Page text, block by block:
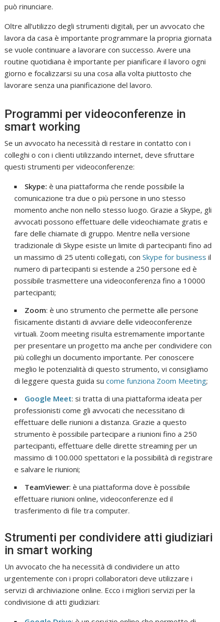
può rinunciare.
Oltre all’utilizzo degli strumenti digitali, per un avvocato che
lavora da casa è importante programmare la propria giornata
se vuole continuare a lavorare con successo. Avere una
routine quotidiana è importante per pianificare il lavoro ogni
giorno e focalizzarsi su una cosa alla volta piuttosto che
lavorare senza una pianificazione del lavoro.
Programmi per videoconferenze in
smart working
Se un avvocato ha necessità di restare in contatto con i
colleghi o con i clienti utilizzando internet, deve sfruttare
questi strumenti per videoconferenze:
Skype: è una piattaforma che rende possibile la
comunicazione tra due o più persone in uno stesso
momento anche non nello stesso luogo. Grazie a Skype, gli
avvocati possono effettuare delle videochiamate gratis e
fare delle chiamate di gruppo. Mentre nella versione
tradizionale di Skype esiste un limite di partecipanti fino ad
un massimo di 25 utenti collegati, conSkype for business il
numero di partecipanti si estende a 250 persone ed è
possibile trasmettere una videoconferenza fino a 10000
partecipanti;
Zoom: è uno strumento che permette alle persone
fisicamente distanti di avviare delle videoconferenze
virtuali. Zoom meeting risulta estremamente importante
per presentare un progetto ma anche per condividere con
più colleghi un documento importante. Per conoscere
meglio le potenzialità di questo strumento, vi consigliamo
di leggere questa guida sucome funziona Zoom Meeting;
Google Meet: si tratta di una piattaforma ideata per
professionisti come gli avvocati che necessitano di
effettuare delle riunioni a distanza. Grazie a questo
strumento è possibile partecipare a riunioni fino a 250
partecipanti, effettuare delle dirette streaming per un
massimo di 100.000 spettatori e la possibilità di registrare
e salvare le riunioni;
TeamViewer: è una piattaforma dove è possibile
effettuare riunioni online, videoconferenze ed il
trasferimento di file tra computer.
Strumenti per condividere atti giudiziari
in smart working
Un avvocato che ha necessità di condividere un atto
urgentemente con i propri collaboratori deve utilizzare i
servizi di archiviazione online. Ecco i migliori servizi per la
condivisione di atti giudiziari: